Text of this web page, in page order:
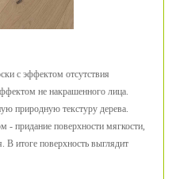
с эффектом отсутствия
не накрашенного лица.
природную текстуру дерева.
- придание поверхности мягкости,
В итоге поверхность выглядит